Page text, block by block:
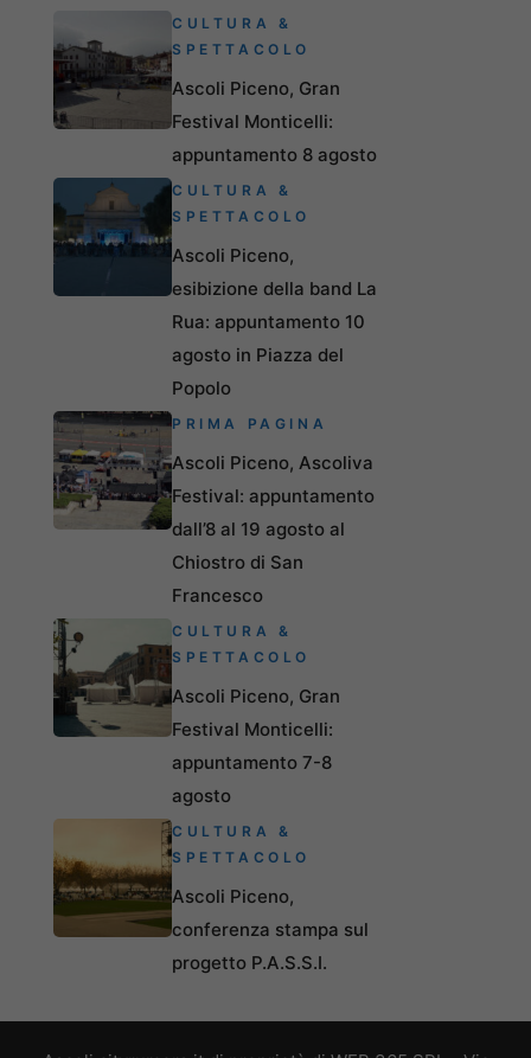
CULTURA &
SPETTACOLO
Ascoli Piceno, Gran
Festival Monticelli:
appuntamento 8 agosto
CULTURA &
SPETTACOLO
Ascoli Piceno,
esibizione della band La
Rua: appuntamento 10
agosto in Piazza del
Popolo
PRIMA PAGINA
Ascoli Piceno, Ascoliva
Festival: appuntamento
dall’8 al 19 agosto al
Chiostro di San
Francesco
CULTURA &
SPETTACOLO
Ascoli Piceno, Gran
Festival Monticelli:
appuntamento 7-8
agosto
CULTURA &
SPETTACOLO
Ascoli Piceno,
conferenza stampa sul
progetto P.A.S.S.I.